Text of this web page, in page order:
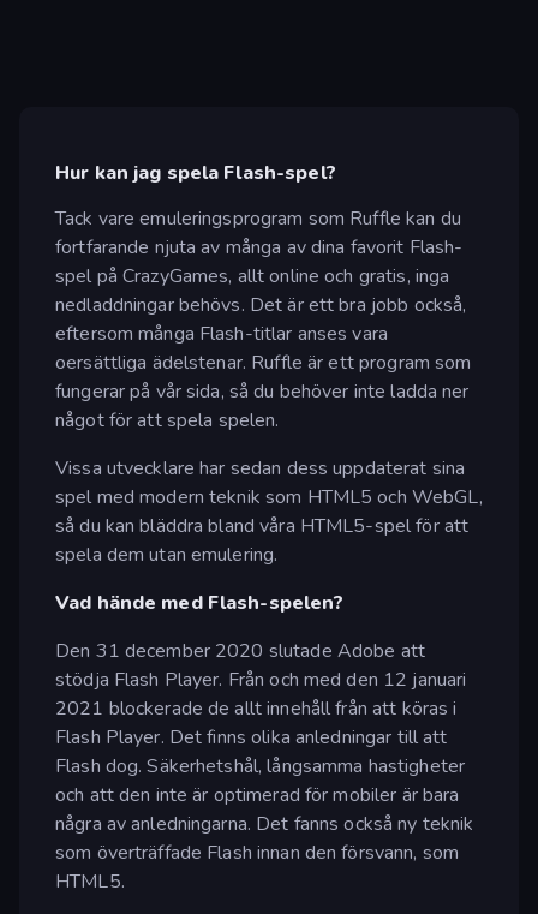
Hur kan jag spela Flash-spel?
Tack vare emuleringsprogram som Ruffle kan du
fortfarande njuta av många av dina favorit Flash-
spel på CrazyGames, allt online och gratis, inga
nedladdningar behövs. Det är ett bra jobb också,
eftersom många Flash-titlar anses vara
oersättliga ädelstenar. Ruffle är ett program som
fungerar på vår sida, så du behöver inte ladda ner
något för att spela spelen.
Vissa utvecklare har sedan dess uppdaterat sina
spel med modern teknik som HTML5 och WebGL,
så du kan bläddra bland våra HTML5-spel för att
spela dem utan emulering.
Vad hände med Flash-spelen?
Den 31 december 2020 slutade Adobe att
stödja Flash Player. Från och med den 12 januari
2021 blockerade de allt innehåll från att köras i
Flash Player. Det finns olika anledningar till att
Flash dog. Säkerhetshål, långsamma hastigheter
och att den inte är optimerad för mobiler är bara
några av anledningarna. Det fanns också ny teknik
som överträffade Flash innan den försvann, som
HTML5.